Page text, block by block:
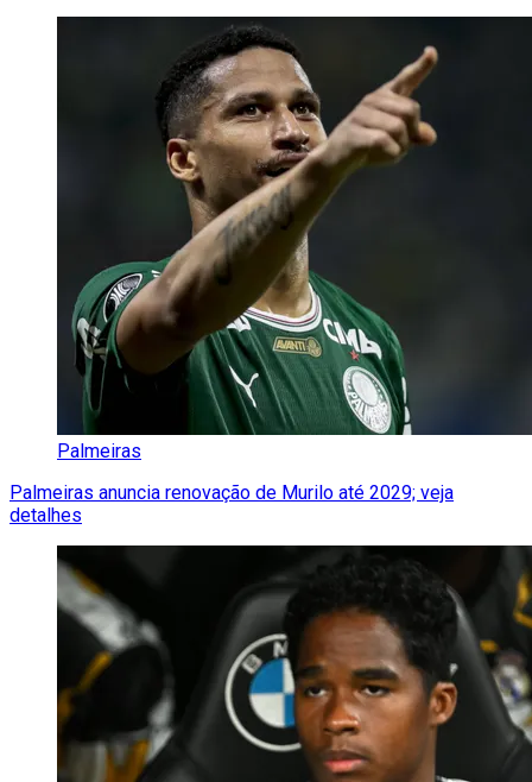
Palmeiras
Palmeiras anuncia renovação de Murilo até 2029; veja
detalhes